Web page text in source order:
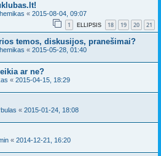
« 2015-08-04, 09:07
1 ELLIPSIS 18 19 20 21
temos, diskusijos, pranešimai?
« 2015-05-28, 01:40
ar ne?
« 2015-04-15, 18:29
« 2015-01-24, 18:08
« 2014-12-21, 16:20